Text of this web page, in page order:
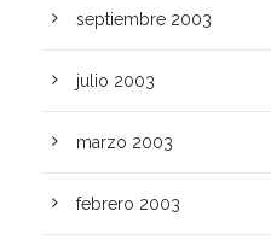
septiembre 2003
julio 2003
marzo 2003
febrero 2003